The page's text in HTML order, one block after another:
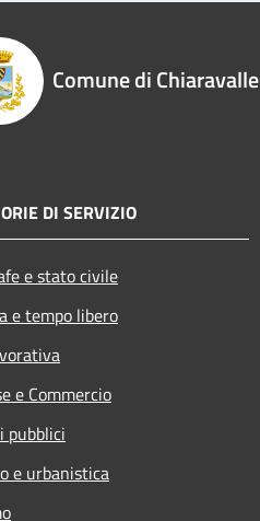
Comune di Chiaravalle
DI SERVIZIO
e stato civile
e tempo libero
e Commercio
pubblici
e urbanistica